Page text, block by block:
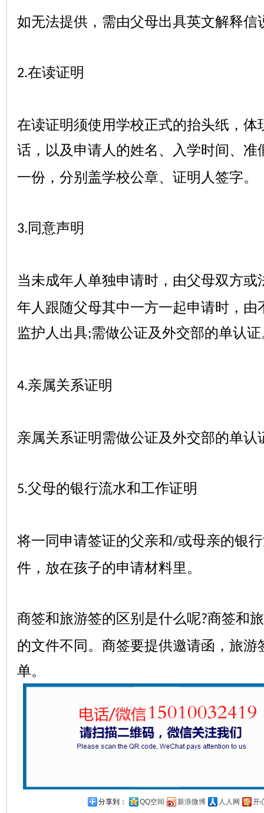
如无法提供，需由父母出具英文解释信
2.在读证明
在读证明须使用学校正式的抬头纸，体
话，以及申请人的姓名、入学时间、准
一份，分别盖学校公章、证明人签字。
3.同意声明
当未成年人单独申请时，由父母双方或
年人跟随父母其中一方一起申请时，由
监护人出具;需做公证及外交部的单认证
4.亲属关系证明
亲属关系证明需做公证及外交部的单认
5.父母的银行流水和工作证明
将一同申请签证的父亲和/或母亲的银
件，放在孩子的申请材料里。
商签和旅游签的区别是什么呢?商签和
的文件不同。商签要提供邀请函，旅游
单。
分享到： QQ空间 新浪微博 人人网 开